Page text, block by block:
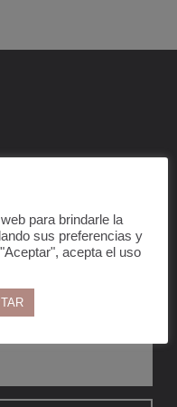
para brindarle la
sus preferencias y
acepta el uso